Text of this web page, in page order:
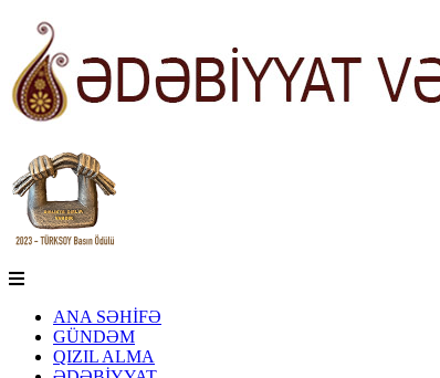
ANA SƏHİFƏ
GÜNDƏM
QIZIL ALMA